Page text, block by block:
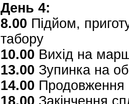
День 4:
8.00 Підйом,
табору
10.00 Вихід на
13.00 Зупинка на
14.00
18.00 Закінчення